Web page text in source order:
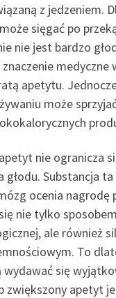
z jedzeniem.
sięgać po
nie jest bardzo
medyczne
apetytu.
może
nie ogranicza
głodu. Substancja
ocenia nagrodę
nie tylko
ale również
To
się
zwiększony apetyt